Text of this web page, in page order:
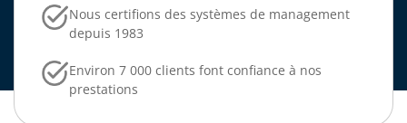
Nous certifions des systèmes de management
depuis 1983
Environ 7 000 clients font confiance à nos
prestations